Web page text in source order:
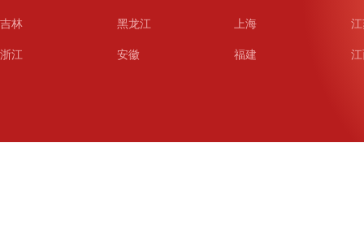
吉林 黑龙江 上海
浙江 安徽 福建